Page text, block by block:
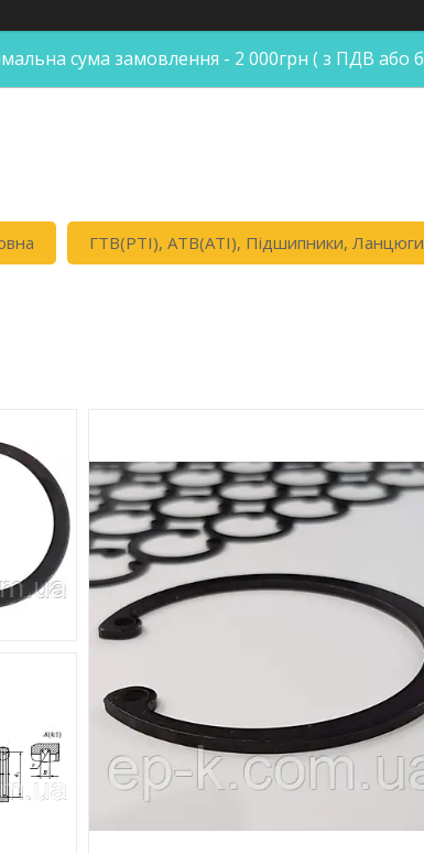
сума замовлення - 2 000грн ( з ПДВ або
ГТВ(РТI), АТВ(АТI), Пiдшипники, Ланцюги